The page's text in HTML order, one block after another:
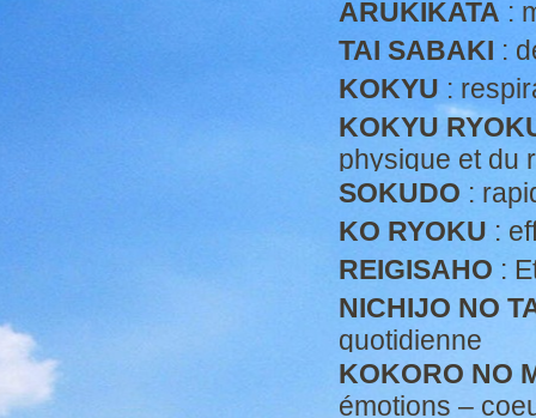
ARUKIKATA :
TAI SABAKI :
KOKYU :
KOKYU
physique et du
SOKUDO :
KO RYOKU :
REIGISAHO :
NICHIJO NO
quotidienne
KOKORO NO
émotions –